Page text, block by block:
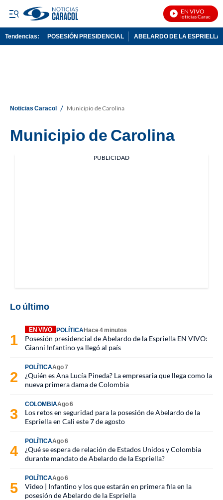
EN VIVO
Noticias Caracol En
Tendencias: POSESIÓN PRESIDENCIAL ABELARDO DE LA ESPRIELLA
Noticias Caracol / Municipio de Carolina
Municipio de Carolina
PUBLICIDAD
Lo último
EN VIVO POLÍTICAHace 4 minutos
Posesión presidencial de Abelardo de la Espriella EN VIVO:
Gianni Infantino ya llegó al país
POLÍTICAAgo 7
¿Quién es Ana Lucía Pineda? La empresaria que llega como la
nueva primera dama de Colombia
COLOMBIAAgo 6
Los retos en seguridad para la posesión de Abelardo de la
Espriella en Cali este 7 de agosto
POLÍTICAAgo 6
¿Qué se espera de relación de Estados Unidos y Colombia
durante mandato de Abelardo de la Espriella?
POLÍTICAAgo 6
Video | Infantino y los que estarán en primera fila en la
posesión de Abelardo de la Espriella